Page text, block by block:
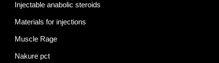
Injectable anabolic steroids
Materials for injections
Muscle Rage
Nakure pct